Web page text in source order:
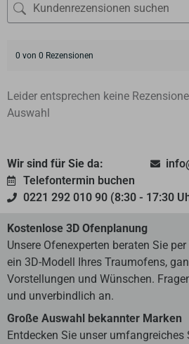
0 von 0 Rezensionen
Leider entsprechen keine
Auswahl
Wir sind für Sie da:
Telefontermin buchen
0221 292 010 90 (8:30 - 17:30
Kostenlose 3D Ofenplanung
Unsere Ofenexperten beraten Sie
ein 3D-Modell Ihres Traumofens,
Vorstellungen und Wünschen.
und unverbindlich an.
Große Auswahl bekannter Marken
Entdecken Sie unser umfangreiches